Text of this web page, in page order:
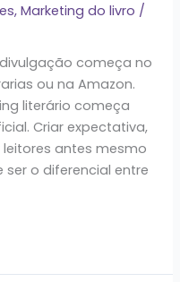
,Marketing do livro /
começa no
ou na Amazon.
literário começa
Criar expectativa,
antes mesmo
o diferencial entre